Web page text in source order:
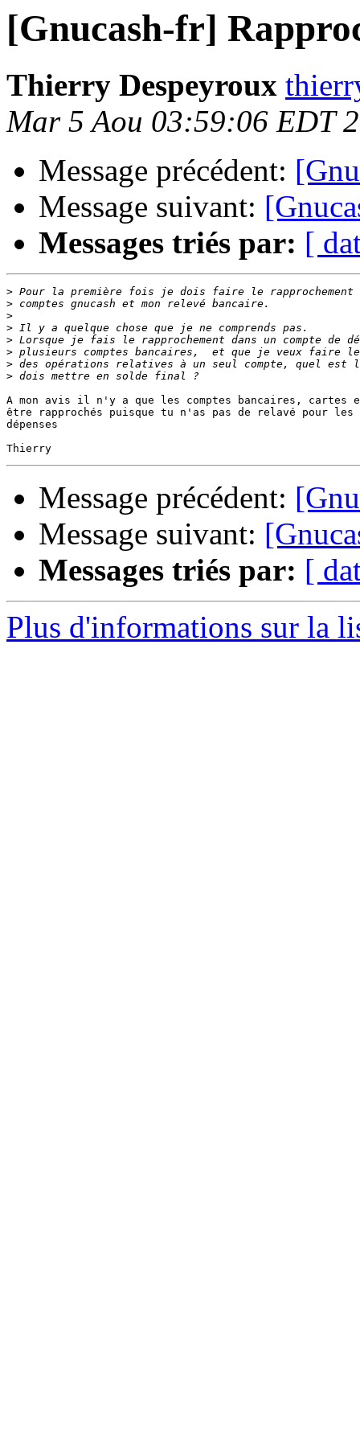
[Gnucash-fr]
Thierry Despeyroux
Mar 5 Aou 03:59:06 EDT
Message précédent:
Message suivant:
Messages triés par: [
>
>
>
>
>
>
>
>
A mon avis il n'y a que les comptes bancaires, cartes
être rapprochés puisque tu n'as pas de relavé pour les
dépenses
Message précédent:
Message suivant:
Messages triés par: [
Plus d'informations sur la